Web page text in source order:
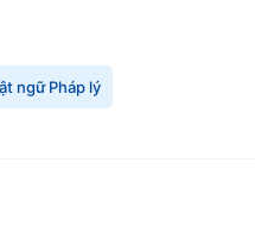
ngữ Pháp lý